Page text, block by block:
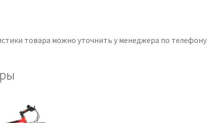
товара можно уточнить у менеджера по телефону